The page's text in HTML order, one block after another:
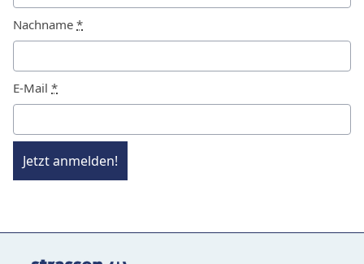
Nachname *
E-Mail *
Jetzt anmelden!